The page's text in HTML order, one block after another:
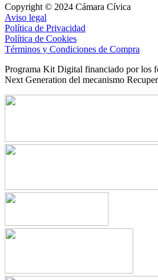
Copyright © 2024 Cámara Cívica
Aviso legal
Política de Privacidad
Política de Cookies
Términos y Condiciones de Compra
Programa Kit Digital financiado por los
Next Generation del mecanismo